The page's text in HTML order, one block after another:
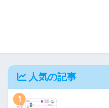
人気の記事
1